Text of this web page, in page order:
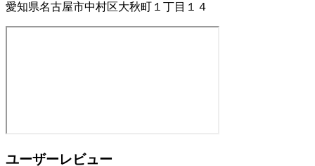
愛知県名古屋市中村区大秋町１丁目１４
ユーザーレビュー